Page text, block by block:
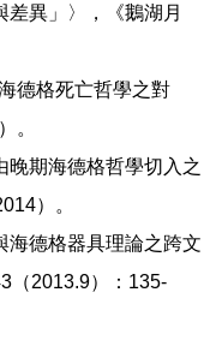
異」〉，《鵝湖月
德格死亡哲學之對
。
期海德格哲學切入之
）。
德格器具理論之跨文
（2013.9）：135-